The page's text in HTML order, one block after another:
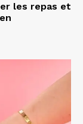
les repas et